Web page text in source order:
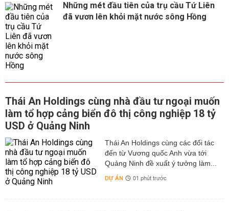
Những mét đầu tiên của trụ cầu Tứ Liên
đã vươn lên khỏi mặt nước sông Hồng
Thái An Holdings cùng nhà đầu tư ngoại muốn
làm tổ hợp cảng biển đô thị công nghiệp 18 tỷ
USD ở Quảng Ninh
Thái An Holdings cùng các đối tác
đến từ Vương quốc Anh vừa tới
Quảng Ninh đề xuất ý tưởng làm...
DỰ ÁN 01 phút trước